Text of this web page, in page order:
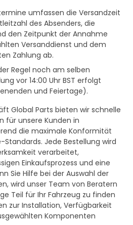
umfassen die Versandzeit
des Absenders, die
den Zeitpunkt der Annahme
Versanddienst und dem
Zahlung ab.
Regel noch am selben
vor 14:00 Uhr BST erfolgt
und Feiertage).
Global Parts bieten wir schnelle
für unsere Kunden in
die maximale Konformität
Jede Bestellung wird
verarbeitet,
Einkaufsprozess und eine
Sie Hilfe bei der Auswahl der
wird unser Team von Beratern
Teil für Ihr Fahrzeug zu finden
zur Installation, Verfügbarkeit
Komponenten